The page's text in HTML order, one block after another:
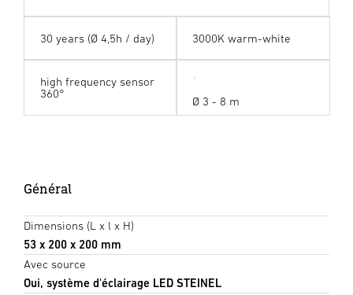
30 years (Ø 4,5h / day) 3000K warm-white
high frequency sensor
360°
Ø 3 - 8 m
Général
Dimensions (L x l x H)
53 x 200 x 200 mm
Avec source
Oui, système d'éclairage LED STEINEL